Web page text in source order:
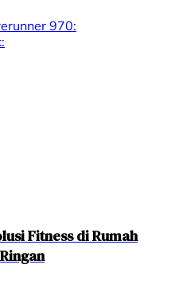
970:
Fitness di Rumah